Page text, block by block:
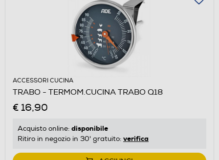
ACCESSORI CUCINA
TRABO - TERMOM.CUCINA TRABO Q18
€ 16,90
Acquisto online: disponibile
Ritiro in negozio in 30' gratuito: verifica